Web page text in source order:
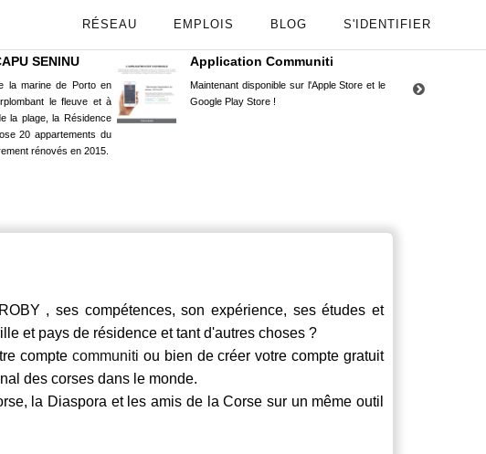
RÉSEAU EMPLOIS BLOG S'IDENTIFIER
SENINU
la marine de Porto en
le fleuve et à
la plage, la Résidence
20 appartements du
rénovés en 2015.
Application Communiti
Maintenant disponible sur l'Apple Store et le
Google Play Store !
, ses compétences, son expérience, ses études et
et pays de résidence et tant d'autres choses ?
comptecommuniti ou bien de créer votre compte gratuit
des corses dans le monde.
la Diaspora et les amis de la Corse sur un même outil